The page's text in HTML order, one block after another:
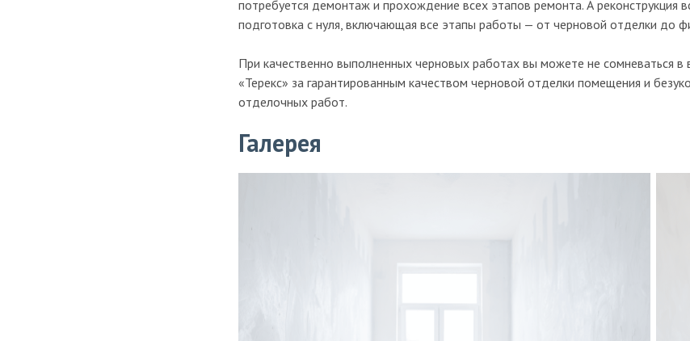
потребуется демонтаж и прохождение всех этапов ремонта. А реконструкция
подготовка с нуля, включающая все этапы работы — от черновой отделки до
При качественно выполненных черновых работах вы можете не сомневаться
«Терекс» за гарантированным качеством черновой отделки помещения и
отделочных работ.
Галерея